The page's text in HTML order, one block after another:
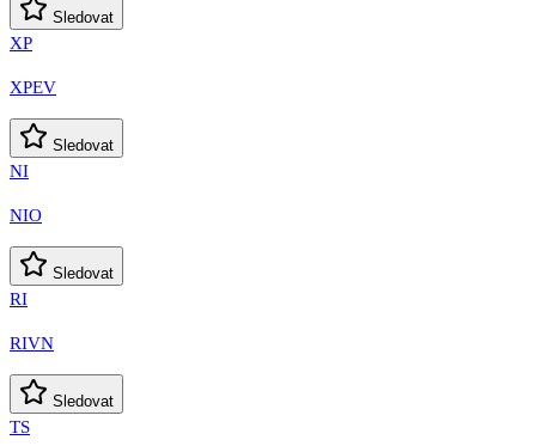
Sledovat
XP
XPEV
Sledovat
NI
NIO
Sledovat
RI
RIVN
Sledovat
TS